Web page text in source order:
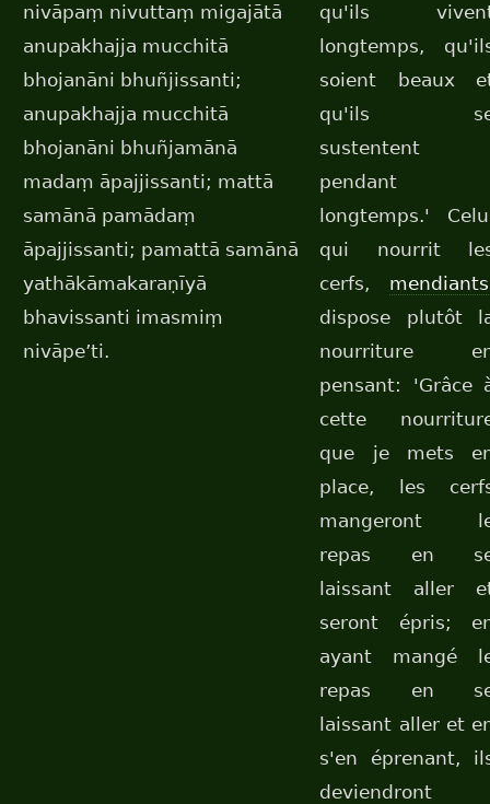
nivāpaṃ nivuttaṃ migajātā
anupakhajja mucchitā
bhojanāni bhuñjissanti;
anupakhajja mucchitā
bhojanāni bhuñjamānā
madaṃ āpajjissanti; mattā
samānā pamādaṃ
āpajjissanti; pamattā samānā
yathākāmakaraṇīyā
bhavissanti imasmiṃ
nivāpe’ti.
qu'ils
longtemps,
soient beaux
qu'ils
sustentent
pendant
longtemps.'
qui nourrit
cerfs, mendiants
dispose plutôt
nourriture
pensant: 'Grâce
cette
que je mets
place, les
mangeront
repas en
laissant aller
seront épris;
ayant mangé
repas en
laissant aller et
s'en éprenant,
deviendront